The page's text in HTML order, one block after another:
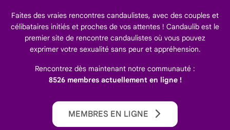
Faites des vraies rencontres candaulistes, avec des couples et
célibataires initiés et proches de vos attentes ! Candaulib est le
premier site de rencontre candaulistes où vous pouvez
exprimer votre sexualité sans peur et appréhension.
Rencontrez dès maintenant notre communauté :
8526 membres actuellement en ligne !
MEMBRES EN LIGNE